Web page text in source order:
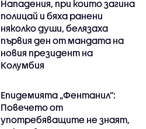
Нападения, при които загина
полицай и бяха ранени
няколко души, белязаха
първия ден от мандата на
новия президент на
Колумбия
Епидемията „Фентанил”:
Повечето от
употребяващите не знаят,